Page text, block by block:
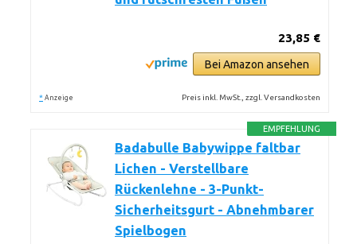
23,85 €
Bei Amazon ansehen
* Anzeige Preis inkl. MwSt., zzgl. Versandkosten
EMPFEHLUNG
Badabulle Babywippe faltbar
Lichen - Verstellbare
Rückenlehne - 3-Punkt-
Sicherheitsgurt - Abnehmbarer
Spielbogen